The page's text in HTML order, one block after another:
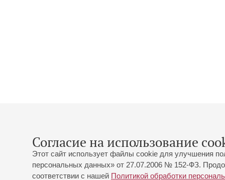
Согласие на использование
Этот сайт использует файлы cookie для улучшения
персональных данных» от 27.07.2006 № 152-ФЗ.
соответствии с нашей Политикой обработки